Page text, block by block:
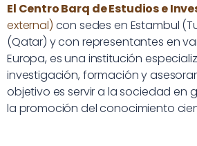
El Centro Barq de Estudios e
external) con sedes en Estambul
(Qatar) y con representantes en
Europa, es una institución
investigación, formación y
objetivo es servir a la sociedad en
la promoción del conocimiento